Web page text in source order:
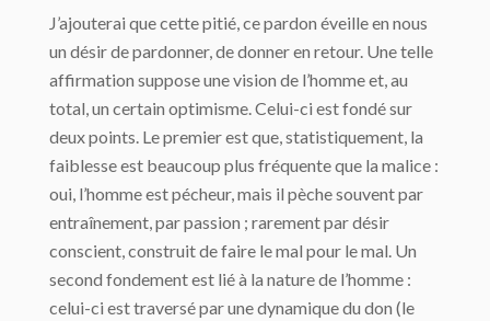
J’ajouterai que cette pitié, ce pardon éveille en nous
un désir de pardonner, de donner en retour. Une telle
affirmation suppose une vision de l’homme et, au
total, un certain optimisme. Celui-ci est fondé sur
deux points. Le premier est que, statistiquement, la
faiblesse est beaucoup plus fréquente que la malice :
oui, l’homme est pécheur, mais il pèche souvent par
entraînement, par passion ; rarement par désir
conscient, construit de faire le mal pour le mal. Un
second fondement est lié à la nature de l’homme :
celui-ci est traversé par une dynamique du don (le